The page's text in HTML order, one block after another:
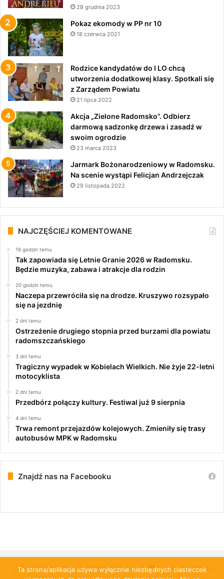
28 grudnia 2023
Pokaz ekomody w PP nr 10
18 czerwca 2021
Rodzice kandydatów do I LO chcą
utworzenia dodatkowej klasy. Spotkali się
z Zarządem Powiatu
21 lipca 2022
Akcja „Zielone Radomsko”. Odbierz
darmową sadzonkę drzewa i zasadź w
swoim ogrodzie
23 marca 2023
Jarmark Bożonarodzeniowy w Radomsku.
Na scenie wystąpi Felicjan Andrzejczak
29 listopada 2022
NAJCZĘŚCIEJ KOMENTOWANE
16 godzin temu
Tak zapowiada się Letnie Granie 2026 w Radomsku.
Będzie muzyka, zabawa i atrakcje dla rodzin
20 godzin temu
Naczepa przewróciła się na drodze. Kruszywo rozsypało
się na jezdnię
2 dni temu
Ostrzeżenie drugiego stopnia przed burzami dla powiatu
radomszczańskiego
3 dni temu
Tragiczny wypadek w Kobielach Wielkich. Nie żyje 22-letni
motocyklista
2 dni temu
Przedbórz połączy kultury. Festiwal już 9 sierpnia
4 dni temu
Trwa remont przejazdów kolejowych. Zmieniły się trasy
autobusów MPK w Radomsku
Znajdź nas na Facebooku
© Copyright 2026, All Rights Reserved | PulsRadomska.pl
Ta strona/aplikacja używa wyłącznie niezbędnych ciasteczek